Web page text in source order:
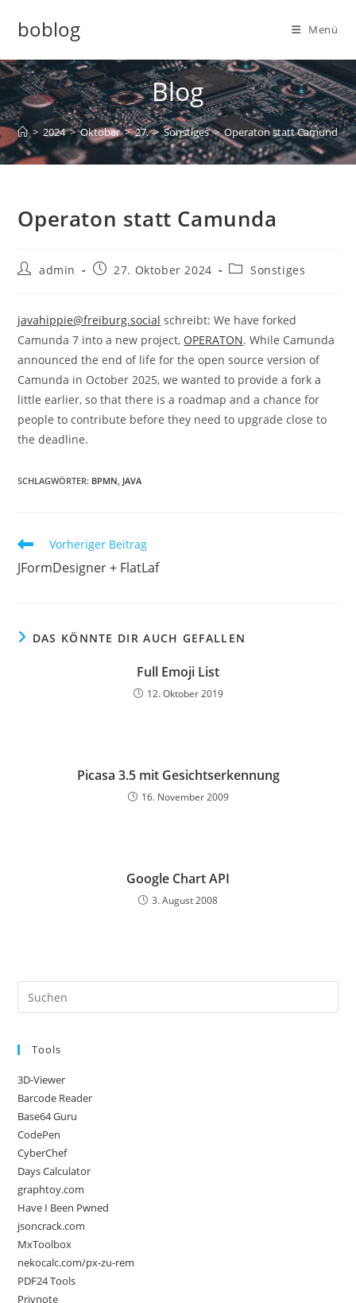
Inhaltboblog Menü
Blog
> 2024 > Oktober > 27. > Sonstiges > Operaton statt Camunda
Operaton statt Camunda
Beitrags-
admin
Beitrag27. Oktober 2024
Beitrags-
Sonstiges
javahippie@freiburg.social schreibt: We have forked
Camunda 7 into a new project, OPERATON. While Camunda
announced the end of life for the open source version of
Camunda in October 2025, we wanted to provide a fork a
little earlier, so that there is a roadmap and a chance for
people to contribute before they need to upgrade close to
the deadline.
SCHLAGWÖRTER: BPMN, JAVA
Weitere
ansehen
Vorheriger Beitrag
JFormDesigner + FlatLaf
DAS KÖNNTE DIR AUCH GEFALLEN
Full Emoji List
12. Oktober 2019
Picasa 3.5 mit Gesichtserkennung
16. November 2009
Google Chart API
3. August 2008
Tools
3D-Viewer
Barcode Reader
Base64 Guru
CodePen
CyberChef
Days Calculator
graphtoy.com
Have I Been Pwned
jsoncrack.com
MxToolbox
nekocalc.com/px-zu-rem
PDF24 Tools
Privnote